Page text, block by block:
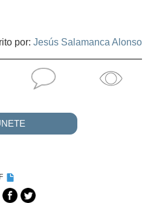
por: Jesús Salamanca Alonso